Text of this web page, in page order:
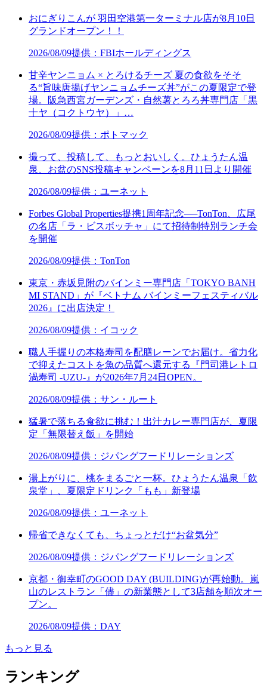
おにぎりこんが 羽田空港第一ターミナル店が8月10日
グランドオープン！！
2026/08/09提供：FBIホールディングス
甘辛ヤンニョム × とろけるチーズ 夏の食欲をそそ
る“旨味唐揚げヤンニョムチーズ丼”がこの夏限定で登
場。阪急西宮ガーデンズ・自然薯とろろ丼専門店「黒
十ヤ（コクトウヤ）」…
2026/08/09提供：ポトマック
撮って、投稿して、もっとおいしく。ひょうたん温
泉、お盆のSNS投稿キャンペーンを8月11日より開催
2026/08/09提供：ユーネット
Forbes Global Properties提携1周年記念──TonTon、広尾
の名店「ラ・ビスボッチャ」にて招待制特別ランチ会
を開催
2026/08/09提供：TonTon
東京・赤坂見附のバインミー専門店「TOKYO BANH
MI STAND」が『ベトナム バインミーフェスティバル
2026』に出店決定！
2026/08/09提供：イコック
職人手握りの本格寿司を配膳レーンでお届け。省力化
で抑えたコストを魚の品質へ還元する『門司港レトロ
渦寿司 -UZU-』が2026年7月24日OPEN。
2026/08/09提供：サン・ルート
猛暑で落ちる食欲に挑む！出汁カレー専門店が、夏限
定「無限替え飯」を開始
2026/08/09提供：ジパングフードリレーションズ
湯上がりに、桃をまるごと一杯。ひょうたん温泉「飲
泉堂」、夏限定ドリンク「もも」新登場
2026/08/09提供：ユーネット
帰省できなくても、ちょっとだけ“お盆気分”
2026/08/09提供：ジパングフードリレーションズ
京都・御幸町のGOOD DAY (BUILDING)が再始動。嵐
山のレストラン「儘」の新業態として3店舗を順次オー
プン。
2026/08/09提供：DAY
もっと見る
ランキング